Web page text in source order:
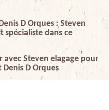
D Orques : Steven
spécialiste dans ce
avec Steven elagage pour
D Orques